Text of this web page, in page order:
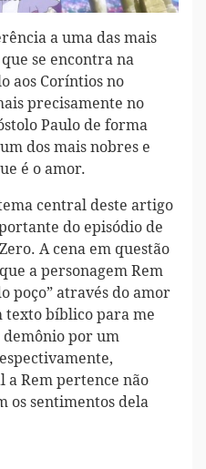
a uma das mais
se encontra na
aos Coríntios no
precisamente no
Paulo de forma
dos mais nobres e
é o amor.
central deste artigo
do episódio de
A cena em questão
a personagem Rem
poço” através do amor
bíblico para me
por um
a Rem pertence não
os sentimentos dela